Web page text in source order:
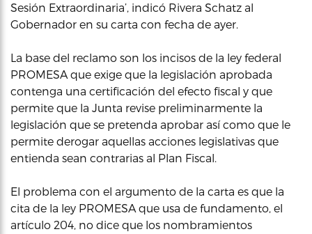
Sesión Extraordinaria’, indicó Rivera Schatz al
Gobernador en su carta con fecha de ayer.
La base del reclamo son los incisos de la ley federal
PROMESA que exige que la legislación aprobada
contenga una certificación del efecto fiscal y que
permite que la Junta revise preliminarmente la
legislación que se pretenda aprobar así como que le
permite derogar aquellas acciones legislativas que
entienda sean contrarias al Plan Fiscal.
El problema con el argumento de la carta es que la
cita de la ley PROMESA que usa de fundamento, el
artículo 204, no dice que los nombramientos